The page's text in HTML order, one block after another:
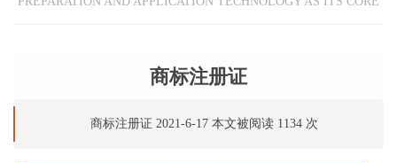
商标注册证
商标注册证 2021-6-17 本文被阅读 1134 次